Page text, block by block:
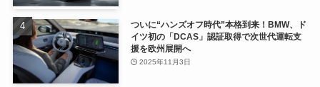
ついに“ハンズオフ時代”本格到来！BMW、ド
イツ初の「DCAS」認証取得で次世代運転支
援を欧州展開へ
2025年11月3日